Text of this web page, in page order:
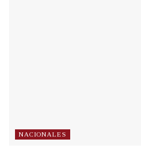
NACIONALES